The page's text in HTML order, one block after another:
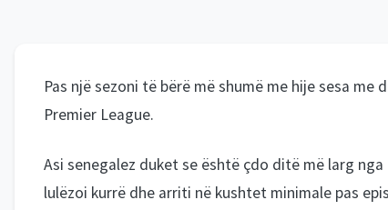
Pas një sezoni të bërë më shumë me hije sesa
Premier League.
Asi senegalez duket se është çdo ditë më larg
lulëzoi kurrë dhe arriti në kushtet minimale pas